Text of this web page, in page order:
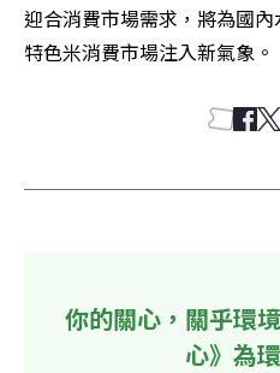
迎合消費市場需求，將為國
特色米消費市場注入新氣象。
你的關心，關乎環
心》為